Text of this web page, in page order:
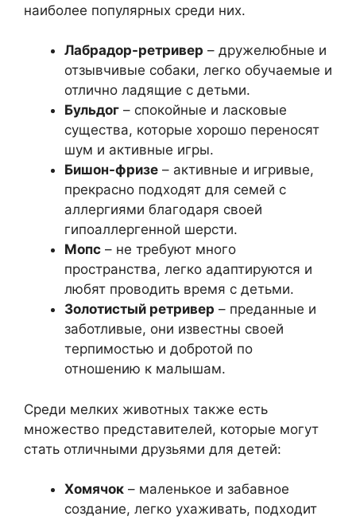
наиболее популярных среди них.
Лабрадор-ретривер – дружелюбные и
отзывчивые собаки, легко обучаемые и
отлично ладящие с детьми.
Бульдог – спокойные и ласковые
существа, которые хорошо переносят
шум и активные игры.
Бишон-фризе – активные и игривые,
прекрасно подходят для семей с
аллергиями благодаря своей
гипоаллергенной шерсти.
Мопс – не требуют много
пространства, легко адаптируются и
любят проводить время с детьми.
Золотистый ретривер – преданные и
заботливые, они известны своей
терпимостью и добротой по
отношению к малышам.
Среди мелких животных также есть
множество представителей, которые могут
стать отличными друзьями для детей:
Хомячок – маленькое и забавное
создание, легко ухаживать, подходит